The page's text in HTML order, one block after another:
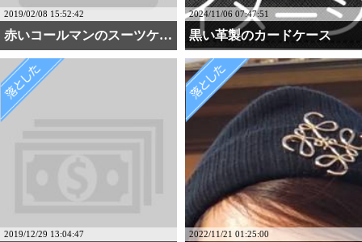
2019/02/08 15:52:42
赤いコールマンのスーツケ・・・
2024/11/06 07:47:51
黒い革製のカードケース
2019/12/29 13:04:47 2022/11/21 01:25:00